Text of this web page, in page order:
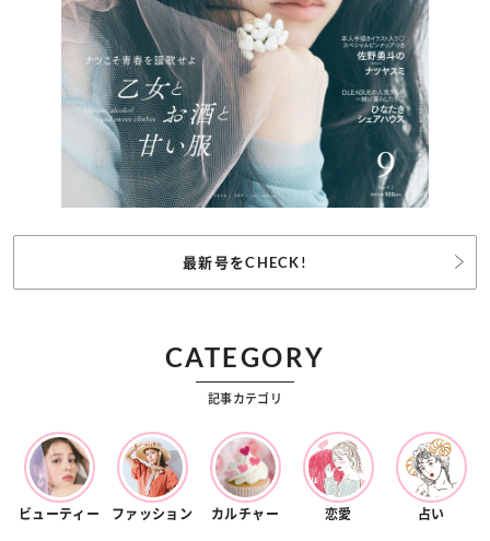
最新号をCHECK!
CATEGORY
記事カテゴリ
ビューティー ファッション カルチャー 恋愛 占い